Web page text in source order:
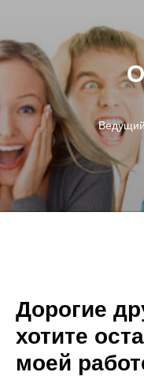
Дорогие
хотите
моей